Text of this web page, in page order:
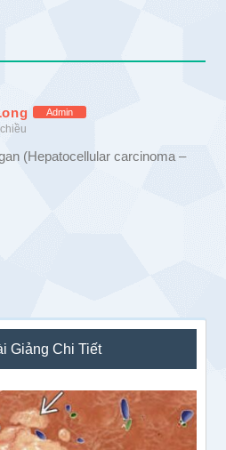
Admin
(Hepatocellular carcinoma –
Giảng Chi Tiết